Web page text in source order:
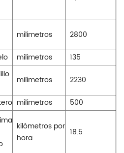
milímetros
2800
milímetros
135
milímetros
2230
milímetros 500
kilómetros por
hora
18.5